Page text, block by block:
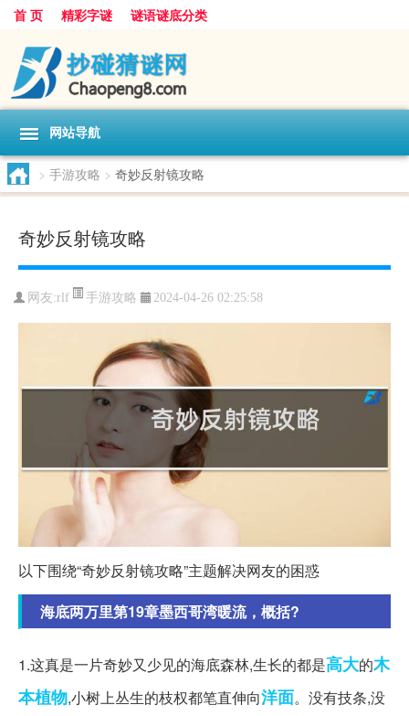
首 页 精彩字谜 谜语谜底分类
网站导航
> 手游攻略 > 奇妙反射镜攻略
奇妙反射镜攻略
网友:rlf 手游攻略 2024-04-26 02:25:58
以下围绕“奇妙反射镜攻略”主题解决网友的困惑
海底两万里第19章墨西哥湾暖流，概括?
1.这真是一片奇妙又少见的海底森林,生长的都是高大的木
本植物,小树上丛生的枝权都笔直伸向洋面。没有技条,没